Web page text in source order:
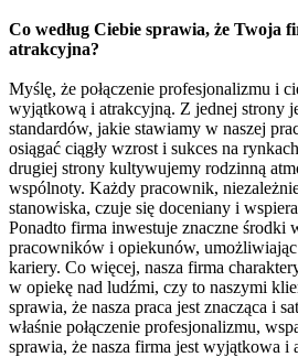
Co według Ciebie sprawia, że Twoja
atrakcyjna?
Myślę, że połączenie profesjonalizmu i
wyjątkową i atrakcyjną. Z jednej strony
standardów, jakie stawiamy w naszej
osiągać ciągły wzrost i sukces na
drugiej strony kultywujemy rodzinną
wspólnoty. Każdy pracownik,
stanowiska, czuje się doceniany i
Ponadto firma inwestuje znaczne środki
pracowników i opiekunów, umożliwiając
kariery. Co więcej, nasza firma
w opiekę nad ludźmi, czy to naszymi
sprawia, że nasza praca jest znacząca i
właśnie połączenie profesjonalizmu,
sprawia, że nasza firma jest wyjątkowa i